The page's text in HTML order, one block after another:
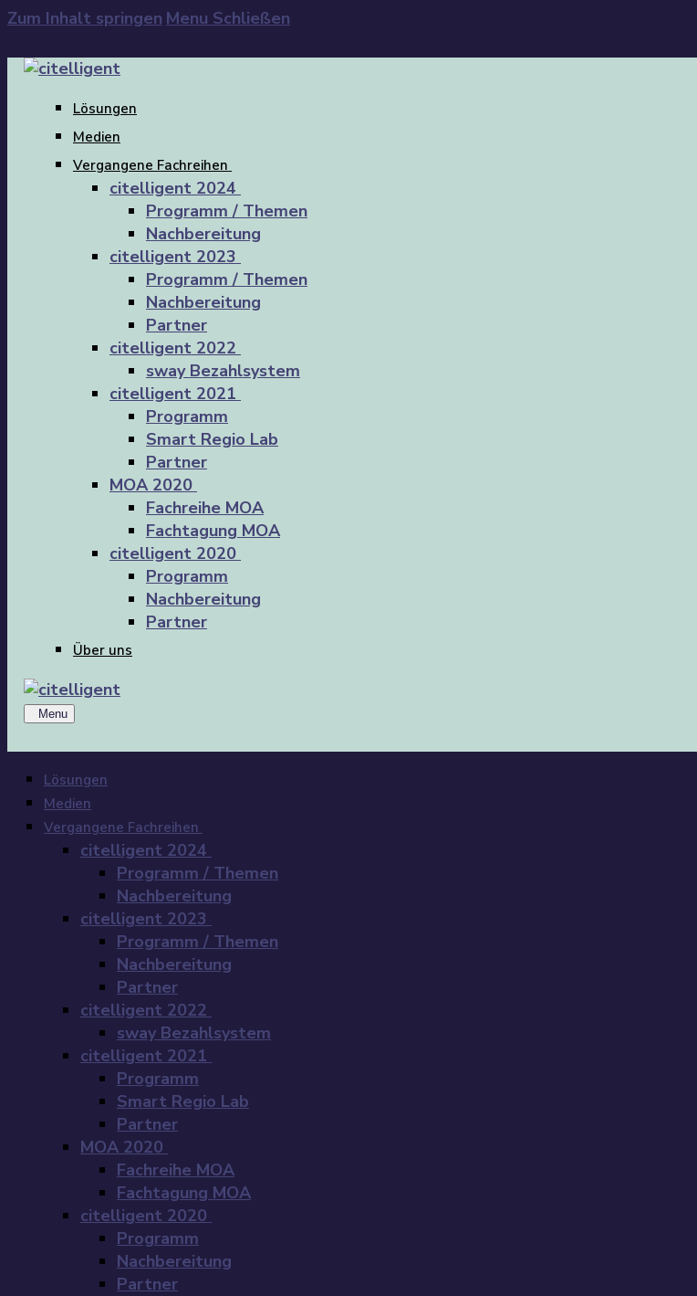
Zum Inhalt springen Menu Schließen
Lösungen
Medien
Vergangene Fachreihen
citelligent 2024
Programm / Themen
Nachbereitung
citelligent 2023
Programm / Themen
Nachbereitung
Partner
citelligent 2022
sway Bezahlsystem
citelligent 2021
Programm
Smart Regio Lab
Partner
MOA 2020
Fachreihe MOA
Fachtagung MOA
citelligent 2020
Programm
Nachbereitung
Partner
Über uns
Menu
Lösungen
Medien
Vergangene Fachreihen
citelligent 2024
Programm / Themen
Nachbereitung
citelligent 2023
Programm / Themen
Nachbereitung
Partner
citelligent 2022
sway Bezahlsystem
citelligent 2021
Programm
Smart Regio Lab
Partner
MOA 2020
Fachreihe MOA
Fachtagung MOA
citelligent 2020
Programm
Nachbereitung
Partner